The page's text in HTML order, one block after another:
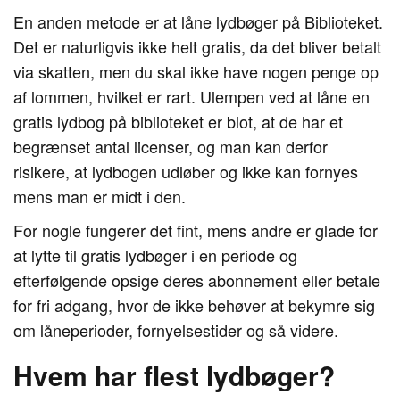
En anden metode er at låne lydbøger på Biblioteket.
Det er naturligvis ikke helt gratis, da det bliver betalt
via skatten, men du skal ikke have nogen penge op
af lommen, hvilket er rart. Ulempen ved at låne en
gratis lydbog på biblioteket er blot, at de har et
begrænset antal licenser, og man kan derfor
risikere, at lydbogen udløber og ikke kan fornyes
mens man er midt i den.
For nogle fungerer det fint, mens andre er glade for
at lytte til gratis lydbøger i en periode og
efterfølgende opsige deres abonnement eller betale
for fri adgang, hvor de ikke behøver at bekymre sig
om låneperioder, fornyelsestider og så videre.
Hvem har flest lydbøger?